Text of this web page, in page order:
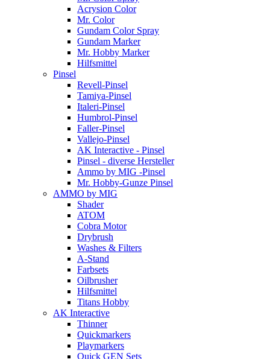
Acrysion Color
Mr. Color
Gundam Color Spray
Gundam Marker
Mr. Hobby Marker
Hilfsmittel
Pinsel
Revell-Pinsel
Tamiya-Pinsel
Italeri-Pinsel
Humbrol-Pinsel
Faller-Pinsel
Vallejo-Pinsel
AK Interactive - Pinsel
Pinsel - diverse Hersteller
Ammo by MIG -Pinsel
Mr. Hobby-Gunze Pinsel
AMMO by MIG
Shader
ATOM
Cobra Motor
Drybrush
Washes & Filters
A-Stand
Farbsets
Oilbrusher
Hilfsmittel
Titans Hobby
AK Interactive
Thinner
Quickmarkers
Playmarkers
Quick GEN Sets